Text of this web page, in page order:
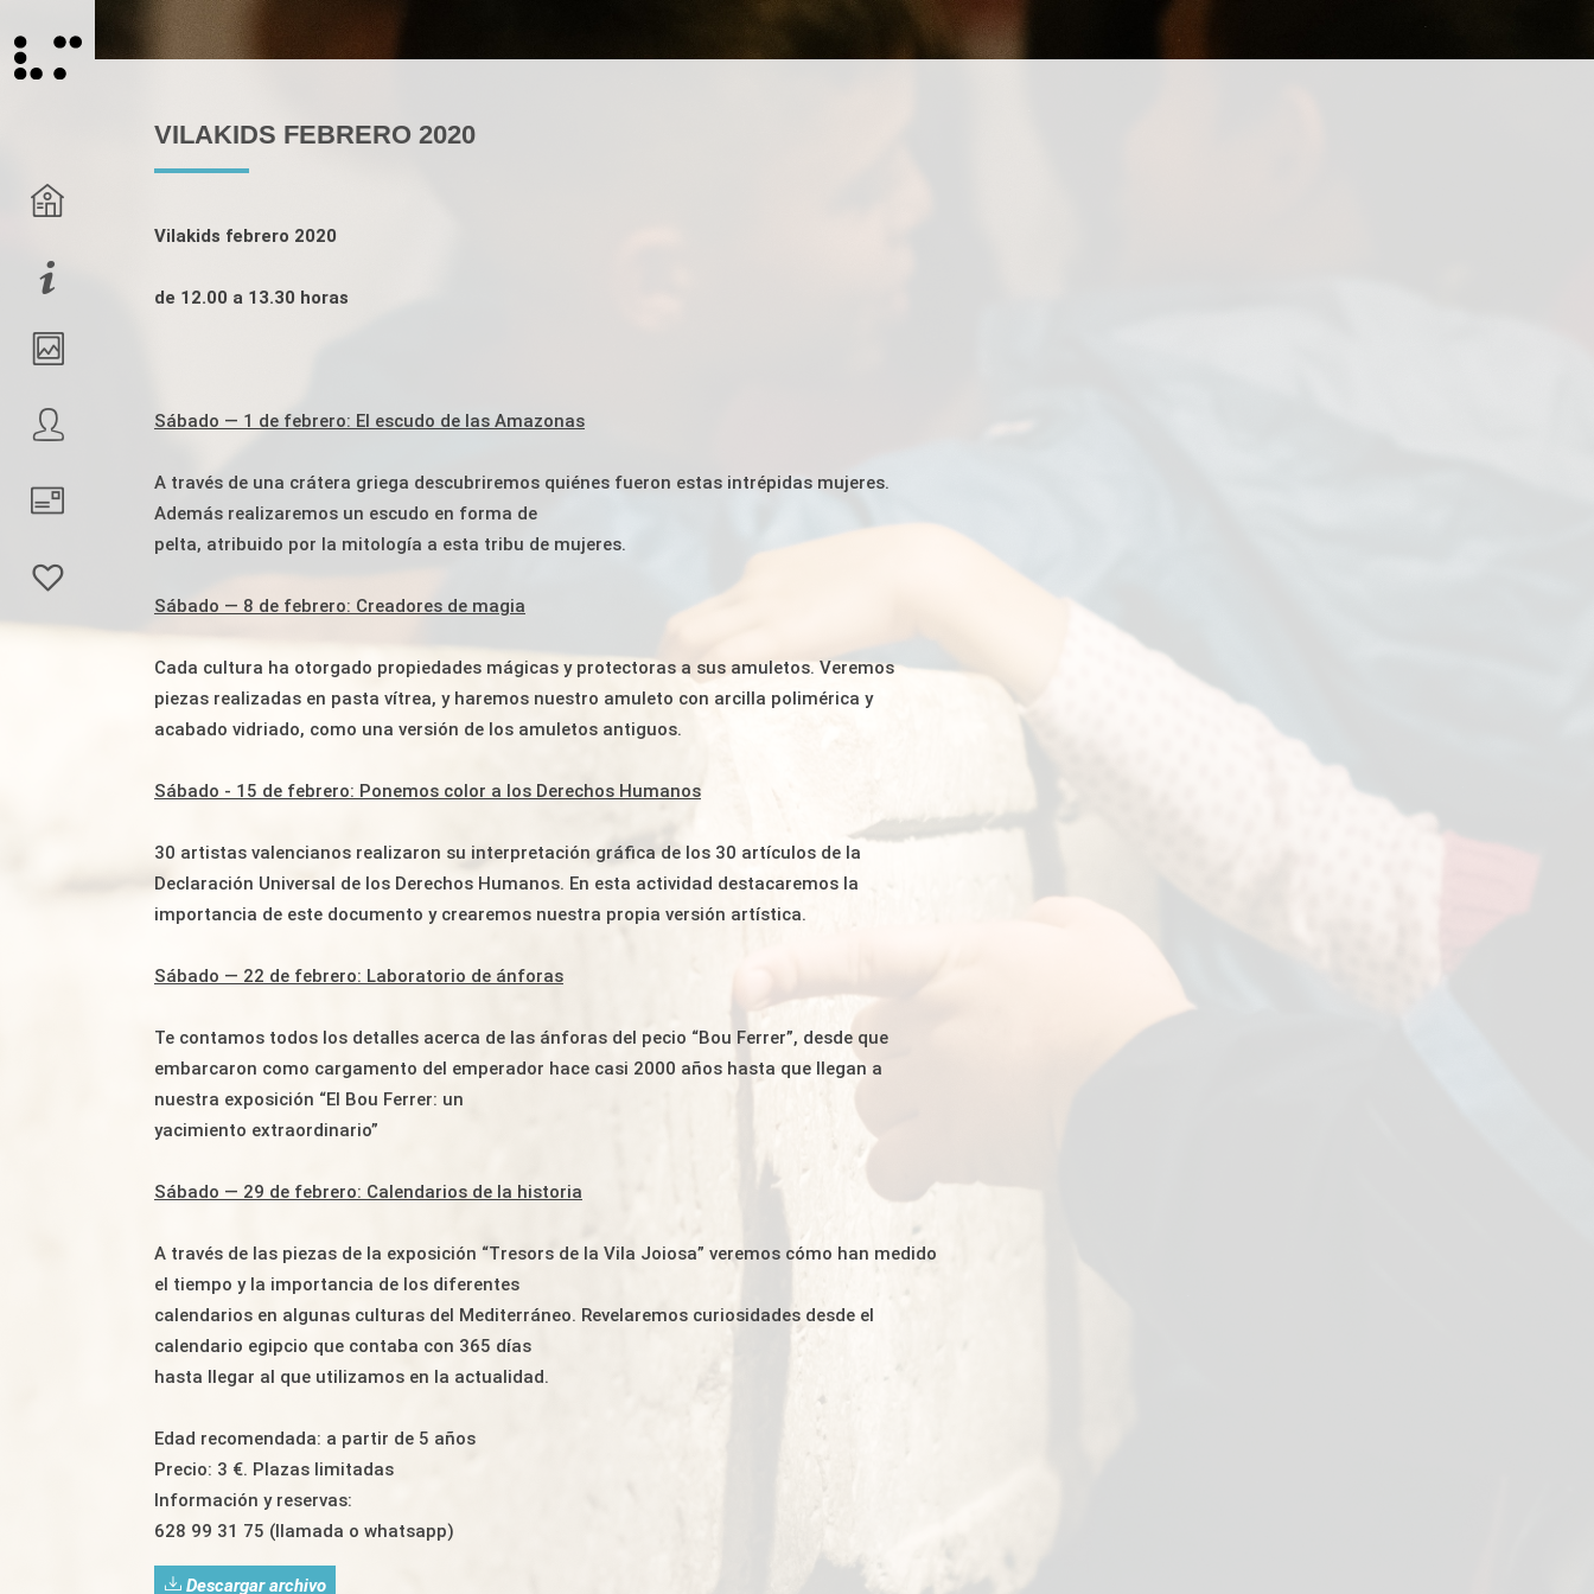
VILAKIDS FEBRERO 2020
Vilakids febrero 2020
de 12.00 a 13.30 horas
Sábado — 1 de febrero: El escudo de las Amazonas
A través de una crátera griega descubriremos quiénes fueron estas intrépidas mujeres.
Además realizaremos un escudo en forma de
pelta, atribuido por la mitología a esta tribu de mujeres.
Sábado — 8 de febrero: Creadores de magia
Cada cultura ha otorgado propiedades mágicas y protectoras a sus amuletos. Veremos
piezas realizadas en pasta vítrea, y haremos nuestro amuleto con arcilla polimérica y
acabado vidriado, como una versión de los amuletos antiguos.
Sábado - 15 de febrero: Ponemos color a los Derechos Humanos
30 artistas valencianos realizaron su interpretación gráfica de los 30 artículos de la
Declaración Universal de los Derechos Humanos. En esta actividad destacaremos la
importancia de este documento y crearemos nuestra propia versión artística.
Sábado — 22 de febrero: Laboratorio de ánforas
Te contamos todos los detalles acerca de las ánforas del pecio “Bou Ferrer”, desde que
embarcaron como cargamento del emperador hace casi 2000 años hasta que llegan a
nuestra exposición “El Bou Ferrer: un
yacimiento extraordinario”
Sábado — 29 de febrero: Calendarios de la historia
A través de las piezas de la exposición “Tresors de la Vila Joiosa” veremos cómo han medido
el tiempo y la importancia de los diferentes
calendarios en algunas culturas del Mediterráneo. Revelaremos curiosidades desde el
calendario egipcio que contaba con 365 días
hasta llegar al que utilizamos en la actualidad.
Edad recomendada: a partir de 5 años
Precio: 3 €. Plazas limitadas
Información y reservas:
628 99 31 75 (llamada o whatsapp)
Descargar archivo